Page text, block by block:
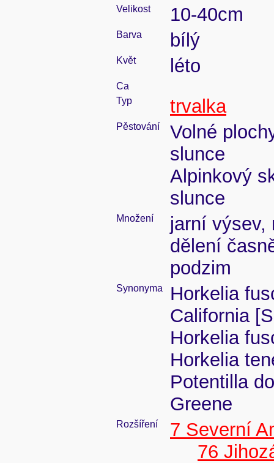
Velikost 10-40cm
Barva bílý
Květ léto
Ca
Typ
trvalka
Pěstování
Volné
slunce
Alpinkový
slunce
Množení
jarní výsev,
dělení
podzim
Synonyma
Horkelia
California
Horkelia
Horkelia
Potentilla
Greene
Rozšíření
7 Severní
76